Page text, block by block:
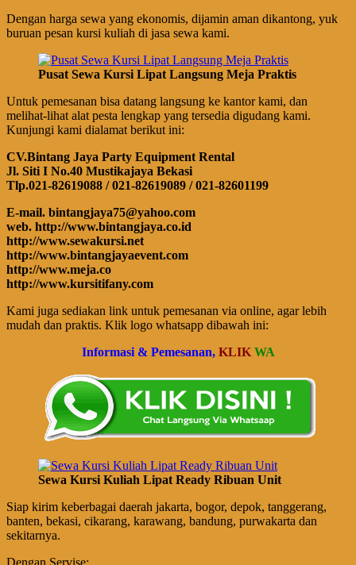
Dengan harga sewa yang ekonomis, dijamin aman dikantong, yuk
buruan pesan kursi kuliah di jasa sewa kami.
Pusat Sewa Kursi Lipat Langsung Meja Praktis
Untuk pemesanan bisa datang langsung ke kantor kami, dan
melihat-lihat alat pesta lengkap yang tersedia digudang kami.
Kunjungi kami dialamat berikut ini:
CV.Bintang Jaya Party Equipment Rental
Jl. Siti I No.40 Mustikajaya Bekasi
Tlp.021-82619088 / 021-82619089 / 021-82601199
E-mail. bintangjaya75@yahoo.com
web. http://www.bintangjaya.co.id
http://www.sewakursi.net
http://www.bintangjayaevent.com
http://www.meja.co
http://www.kursitifany.com
Kami juga sediakan link untuk pemesanan via online, agar lebih
mudah dan praktis. Klik logo whatsapp dibawah ini:
Informasi & Pemesanan, KLIK WA
Sewa Kursi Kuliah Lipat Ready Ribuan Unit
Siap kirim keberbagai daerah jakarta, bogor, depok, tanggerang,
banten, bekasi, cikarang, karawang, bandung, purwakarta dan
sekitarnya.